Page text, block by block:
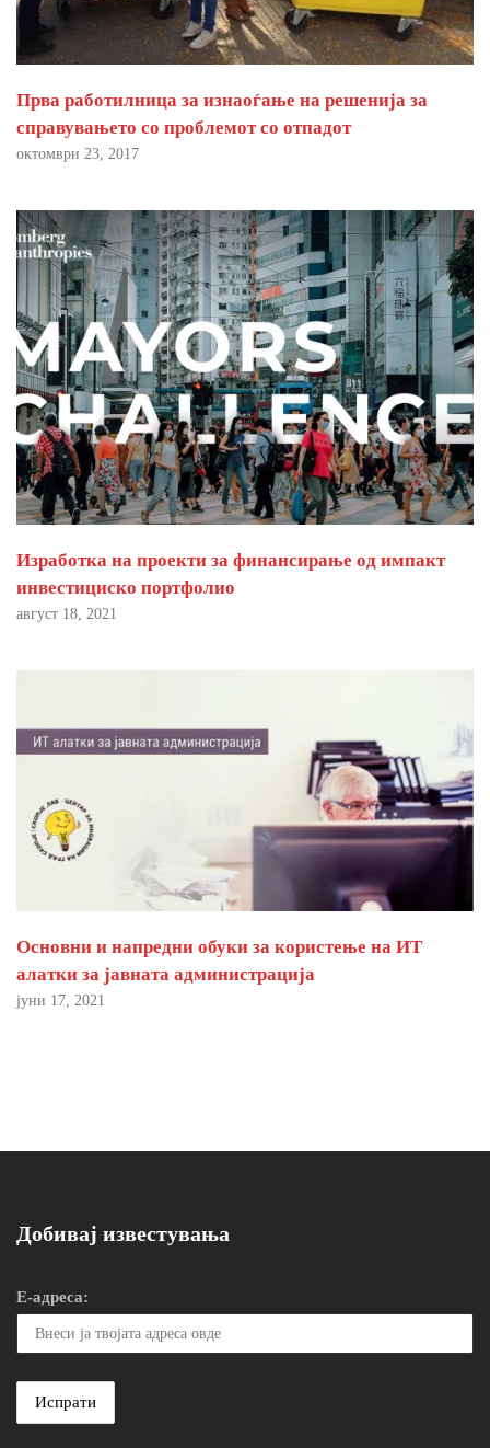
Прва работилница за изнаоѓање на решенија за
справувањето со проблемот со отпадот
октомври 23, 2017
Изработка на проекти за финансирање од импакт
инвестициско портфолио
август 18, 2021
Основни и напредни обуки за користење на ИТ
алатки за јавната администрација
јуни 17, 2021
Добивај известувања
Е-адреса: